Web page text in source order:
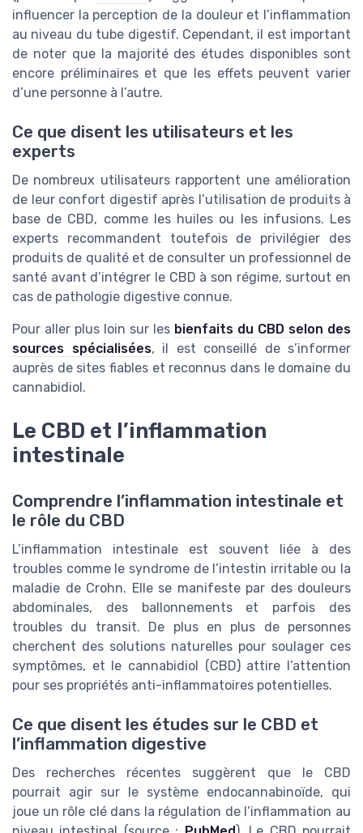
influencer la perception de la douleur et l’inflammation
au niveau du tube digestif. Cependant, il est important
de noter que la majorité des études disponibles sont
encore préliminaires et que les effets peuvent varier
d’une personne à l’autre.
Ce que disent les utilisateurs et les
experts
De nombreux utilisateurs rapportent une amélioration
de leur confort digestif après l’utilisation de produits à
base de CBD, comme les huiles ou les infusions. Les
experts recommandent toutefois de privilégier des
produits de qualité et de consulter un professionnel de
santé avant d’intégrer le CBD à son régime, surtout en
cas de pathologie digestive connue.
Pour aller plus loin sur les bienfaits du CBD selon des
sources spécialisées, il est conseillé de s’informer
auprès de sites fiables et reconnus dans le domaine du
cannabidiol.
Le CBD et l’inflammation
intestinale
Comprendre l’inflammation intestinale et
le rôle du CBD
L’inflammation intestinale est souvent liée à des
troubles comme le syndrome de l’intestin irritable ou la
maladie de Crohn. Elle se manifeste par des douleurs
abdominales, des ballonnements et parfois des
troubles du transit. De plus en plus de personnes
cherchent des solutions naturelles pour soulager ces
symptômes, et le cannabidiol (CBD) attire l’attention
pour ses propriétés anti-inflammatoires potentielles.
Ce que disent les études sur le CBD et
l’inflammation digestive
Des recherches récentes suggèrent que le CBD
pourrait agir sur le système endocannabinoïde, qui
joue un rôle clé dans la régulation de l’inflammation au